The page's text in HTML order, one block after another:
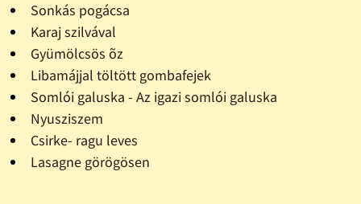
Sonkás pogácsa
Karaj szilvával
Gyümölcsös õz
Libamájjal töltött gombafejek
Somlói galuska - Az igazi somlói galuska
Nyusziszem
Csirke- ragu leves
Lasagne görögösen